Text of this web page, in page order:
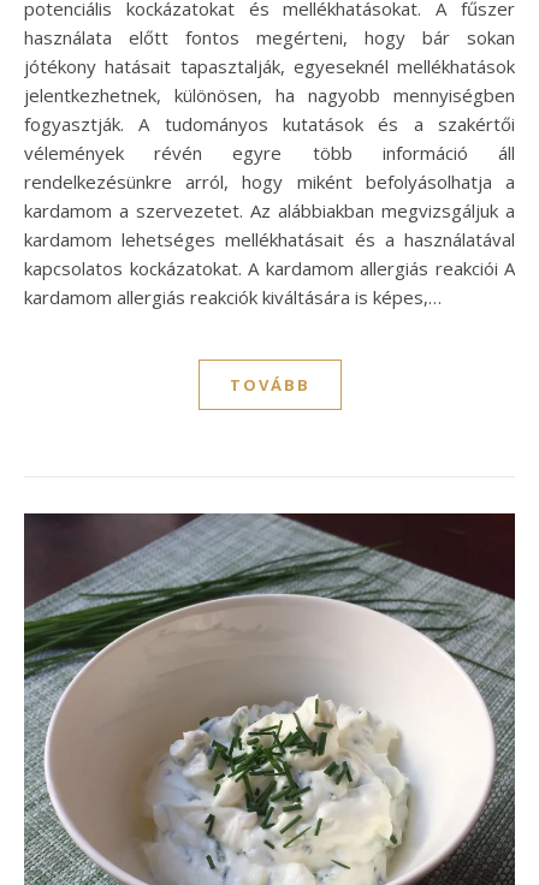
potenciális kockázatokat és mellékhatásokat. A fűszer
használata előtt fontos megérteni, hogy bár sokan
jótékony hatásait tapasztalják, egyeseknél mellékhatások
jelentkezhetnek, különösen, ha nagyobb mennyiségben
fogyasztják. A tudományos kutatások és a szakértői
vélemények révén egyre több információ áll
rendelkezésünkre arról, hogy miként befolyásolhatja a
kardamom a szervezetet. Az alábbiakban megvizsgáljuk a
kardamom lehetséges mellékhatásait és a használatával
kapcsolatos kockázatokat. A kardamom allergiás reakciói A
kardamom allergiás reakciók kiváltására is képes,…
TOVÁBB